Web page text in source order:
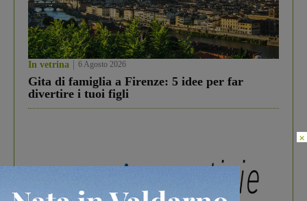
In vetrina 6 Agosto 2026
Gita di famiglia a Firenze: 5 idee per far
divertire i tuoi figli
×